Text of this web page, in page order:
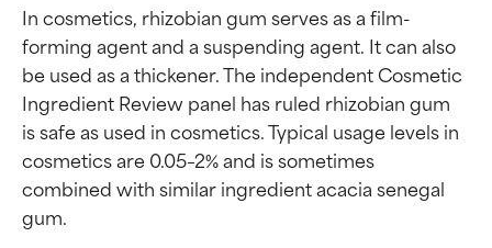
In cosmetics, rhizobian gum serves as a film-
forming agent and a suspending agent. It can also
be used as a thickener. The independent Cosmetic
Ingredient Review panel has ruled rhizobian gum
is safe as used in cosmetics. Typical usage levels in
cosmetics are 0.05–2% and is sometimes
combined with similar ingredient acacia senegal